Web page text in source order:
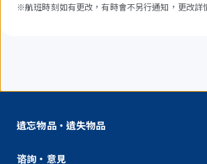
※航班時刻如有更改，有時會不另行通知，更改詳
遺忘物品・遺失物品
谘詢・意見